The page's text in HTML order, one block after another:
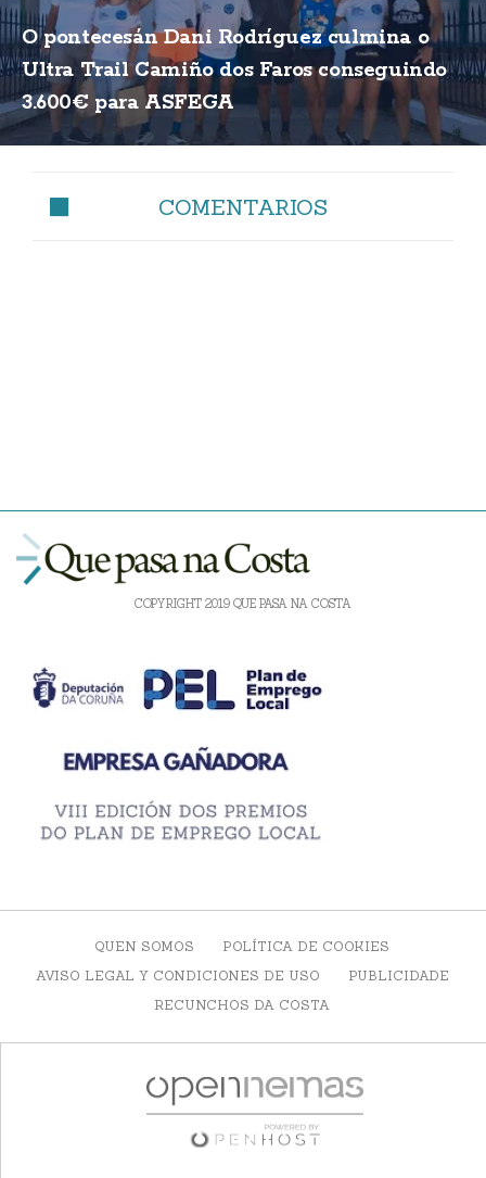
O pontecesán Dani Rodríguez culmina o
Ultra Trail Camiño dos Faros conseguindo
3.600€ para ASFEGA
COMENTARIOS
COPYRIGHT 2019 QUE PASA NA COSTA
QUEN SOMOS
POLÍTICA DE COOKIES
AVISO LEGAL Y CONDICIONES DE USO
PUBLICIDADE
RECUNCHOS DA COSTA